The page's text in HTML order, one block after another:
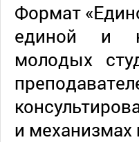
Формат
единой и
молодых
и механизмах